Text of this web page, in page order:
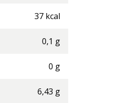
37 kcal
0,1 g
0 g
6,43 g